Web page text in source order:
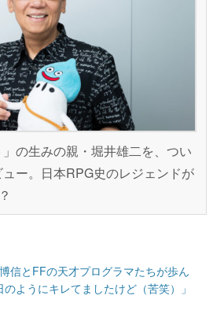
の生みの親・堀井雄二を、つい
ー。日本RPG史のレジェンドが
信とFFの天才プログラマたちが歩ん
ようにキレてましたけど（苦笑）」